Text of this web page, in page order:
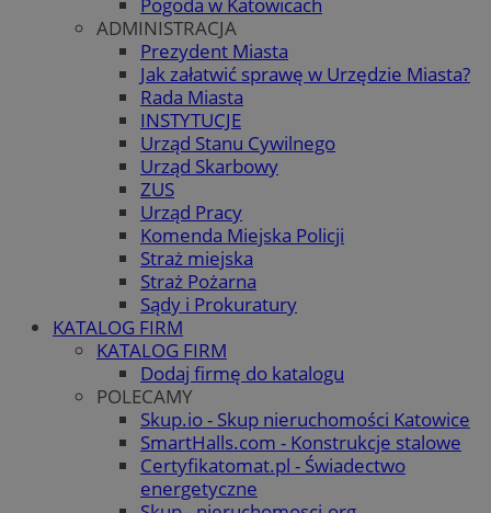
ADMINISTRACJA
Prezydent Miasta
Jak załatwić sprawę w Urzędzie Miasta?
Rada Miasta
INSTYTUCJE
Urząd Stanu Cywilnego
Urząd Skarbowy
ZUS
Urząd Pracy
Komenda Miejska Policji
Straż miejska
Straż Pożarna
Sądy i Prokuratury
KATALOG FIRM
KATALOG FIRM
Dodaj firmę do katalogu
POLECAMY
Skup.io - Skup nieruchomości Katowice
SmartHalls.com - Konstrukcje stalowe
Certyfikatomat.pl - Świadectwo
energetyczne